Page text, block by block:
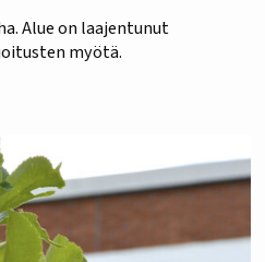
Alue on laajentunut
myötä.